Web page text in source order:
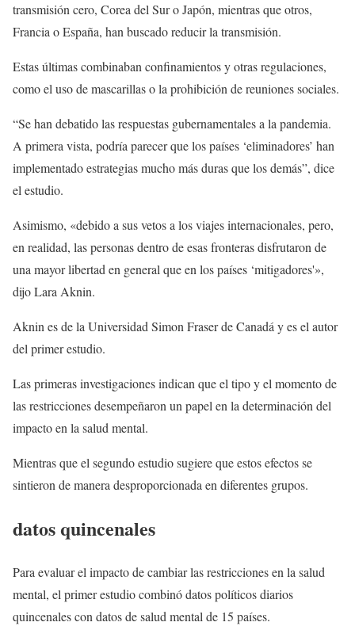
transmisión cero, Corea del Sur o Japón, mientras que otros,
Francia o España, han buscado reducir la transmisión.
Estas últimas combinaban confinamientos y otras regulaciones,
como el uso de mascarillas o la prohibición de reuniones sociales.
“Se han debatido las respuestas gubernamentales a la pandemia.
A primera vista, podría parecer que los países ‘eliminadores’ han
implementado estrategias mucho más duras que los demás”, dice
el estudio.
Asimismo, «debido a sus vetos a los viajes internacionales, pero,
en realidad, las personas dentro de esas fronteras disfrutaron de
una mayor libertad en general que en los países ‘mitigadores'»,
dijo Lara Aknin.
Aknin es de la Universidad Simon Fraser de Canadá y es el autor
del primer estudio.
Las primeras investigaciones indican que el tipo y el momento de
las restricciones desempeñaron un papel en la determinación del
impacto en la salud mental.
Mientras que el segundo estudio sugiere que estos efectos se
sintieron de manera desproporcionada en diferentes grupos.
datos quincenales
Para evaluar el impacto de cambiar las restricciones en la salud
mental, el primer estudio combinó datos políticos diarios
quincenales con datos de salud mental de 15 países.